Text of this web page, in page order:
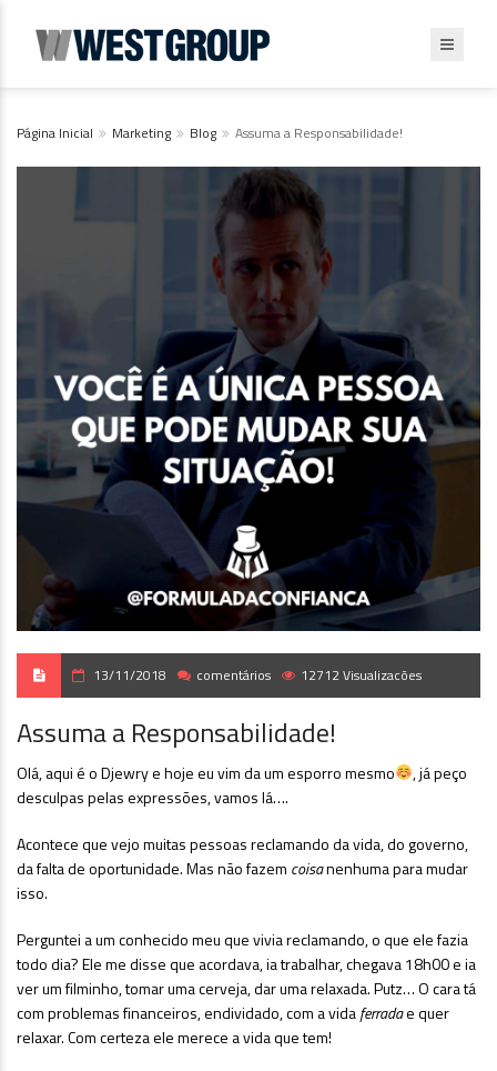
Página Inicial Marketing Blog Assuma a Responsabilidade!
13/11/2018 comentários 12712 Visualizacões
Assuma a Responsabilidade!
Olá, aqui é o Djewry e hoje eu vim da um esporro mesmo
, já peço
desculpas pelas expressões, vamos lá….
Acontece que vejo muitas pessoas reclamando da vida, do governo,
da falta de oportunidade. Mas não fazem coisanenhuma para mudar
isso.
Perguntei a um conhecido meu que vivia reclamando, o que ele fazia
todo dia? Ele me disse que acordava, ia trabalhar, chegava 18h00 e ia
ver um filminho, tomar uma cerveja, dar uma relaxada. Putz… O cara tá
com problemas financeiros, endividado, com a vidaferradae quer
relaxar. Com certeza ele merece a vida que tem!